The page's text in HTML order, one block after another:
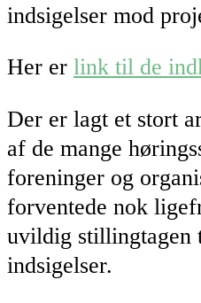
indsigelser mod
Her er link til de
Der er lagt et stort
af de mange
foreninger og
forventede nok
uvildig stillingtagen
indsigelser.